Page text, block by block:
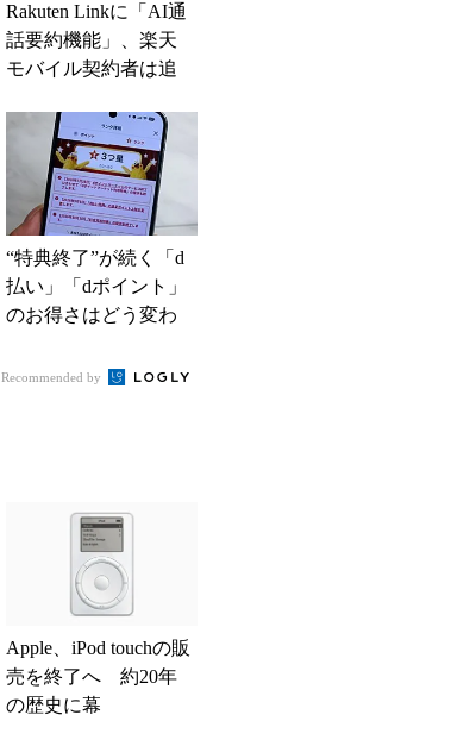
Rakuten Linkに「AI通
話要約機能」、楽天
モバイル契約者は追
“特典終了”が続く「d
払い」「dポイント」
のお得さはどう変わ
「dカード」の利用が
Recommended by
Apple、iPod touchの販
売を終了へ 約20年
の歴史に幕